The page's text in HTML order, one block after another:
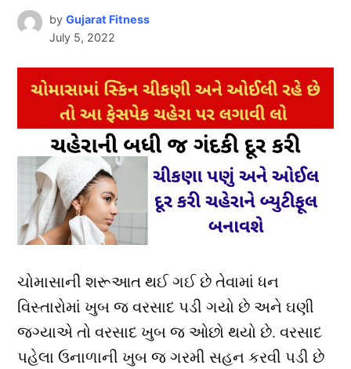
by Gujarat Fitness
July 5, 2022
ચોમાસાની શરૂઆત થઈ ગઈ છે તેવામાં ધન
વિસ્તારોમાં ખુબ જ વરસાદ પડી ગયો છે અને ઘણી
જગ્યાએ તો વરસાદ ખુબ જ ઓછો થયો છે. વરસાદ
પહેલા ઉનાળાની ખુબ જ ગરમી સહન કરવી પડી છે